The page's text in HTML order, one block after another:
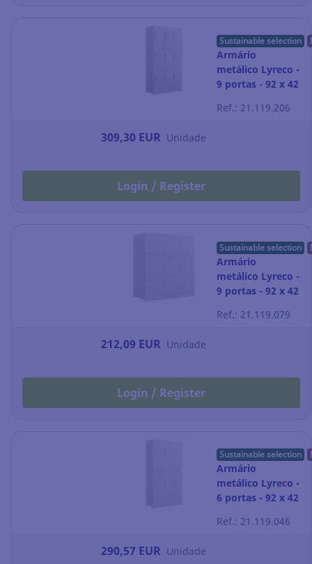
Sustainable selection
Armário
metálico Lyreco -
9 portas - 92 x 42
branco
Ref.: 21.119.206
309,30 EUR Unidade
Login / Register
Sustainable selection
Armário
metálico Lyreco -
9 portas - 92 x 42
branco
Ref.: 21.119.079
212,09 EUR Unidade
Login / Register
Sustainable selection
Armário
metálico Lyreco -
6 portas - 92 x 42
branco
Ref.: 21.119.046
290,57 EUR Unidade